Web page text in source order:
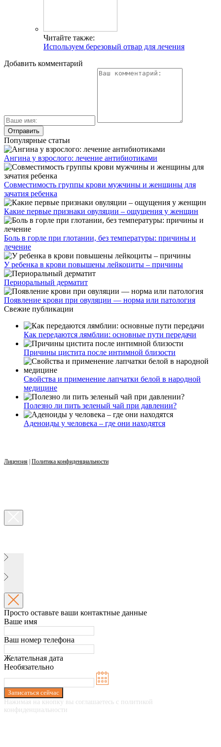
Читайте также:
Используем березовый отвар для лечения
Добавить комментарий
Популярные статьи
Ангина у взрослого: лечение антибиотиками
Совместимость группы крови мужчины и женщины для
зачатия ребенка
Какие первые признаки овуляции – ощущения у женщин
Боль в горле при глотании, без температуры: причины и
лечение
У ребенка в крови повышены лейкоциты – причины
Периоральный дерматит
Появление крови при овуляции — норма или патология
Свежие публикации
Как передаются лямблии: основные пути передачи
Причины цистита после интимной близости
Свойства и применение лапчатки белой в народной
медицине
Полезно ли пить зеленый чай при давлении?
Аденоиды у человека – где они находятся
Лицензия | Политика конфиденциальности
Просто оставьте ваши контактные данные
Ваше имя
Ваш номер телефона
Желательная дата
Необязательно
Записаться сейчас
Нажимая на кнопку вы соглашаетесь с политикой
конфиденциальности